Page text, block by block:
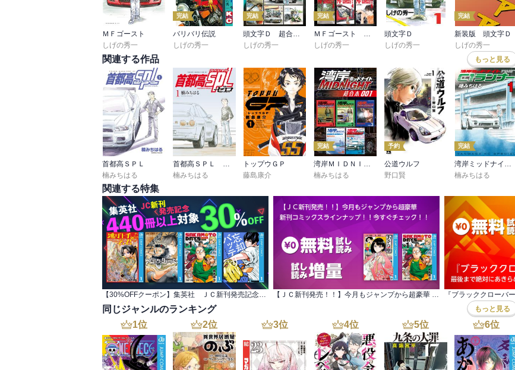
ＭＦゴースト
しげの秀一
完結
バリバリ伝説
しげの秀一
完結
しげの秀一
完結
しげの秀一
頭文字Ｄ
しげの秀一
完結
新装版 頭文字Ｄ
しげの秀一
関連する作品 もっと見る
首都高ＳＰＬ
楠みちはる
首都高ＳＰＬ ゼロ
楠みちはる
トップウＧＰ
藤島康介
完結
湾岸ＭＩＤＮＩＧＨＴ 超合本版
楠みちはる
予約
公道ウルフ
野口賢
完結
湾岸ミッドナイト Ｃ１ランナー
楠みちはる
関連する特集
【30%OFFクーポン】集英社 ＪＣ新刊発売記念 440冊以上対象 【ＪＣ新刊発売！！】今月もジャンプから超豪華 新刊コミックスラインナップ！！今すぐチェック！！
同じジャンルのランキング もっと見る
1位 2位 3位 4位 5位 6位